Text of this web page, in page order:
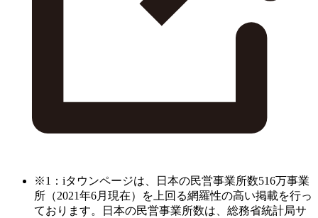
※1：iタウンページは、日本の民営事業所数516万事業
所（2021年6月現在）を上回る網羅性の高い掲載を行っ
ております。日本の民営事業所数は、総務省統計局サ